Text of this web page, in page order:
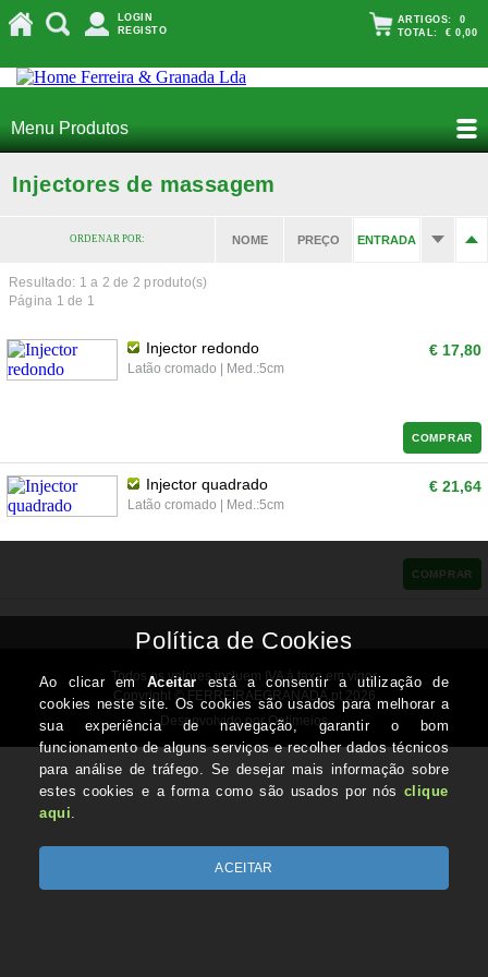
LOGIN
REGISTO
ARTIGOS: 0
TOTAL: € 0,00
Menu Produtos
Injectores de massagem
ORDENAR POR: NOME PREÇO ENTRADA
Resultado: 1 a 2 de 2 produto(s)
Página 1 de 1
Injector redondo
Latão cromado | Med.:5cm
€ 17,80
COMPRAR
Injector quadrado
Latão cromado | Med.:5cm
€ 21,64
COMPRAR
Todos os valores incluem IVA à taxa em vigor
Copyright © FERREIRAEGRANADA.pt 2026
Desenvolvido por Optimeios